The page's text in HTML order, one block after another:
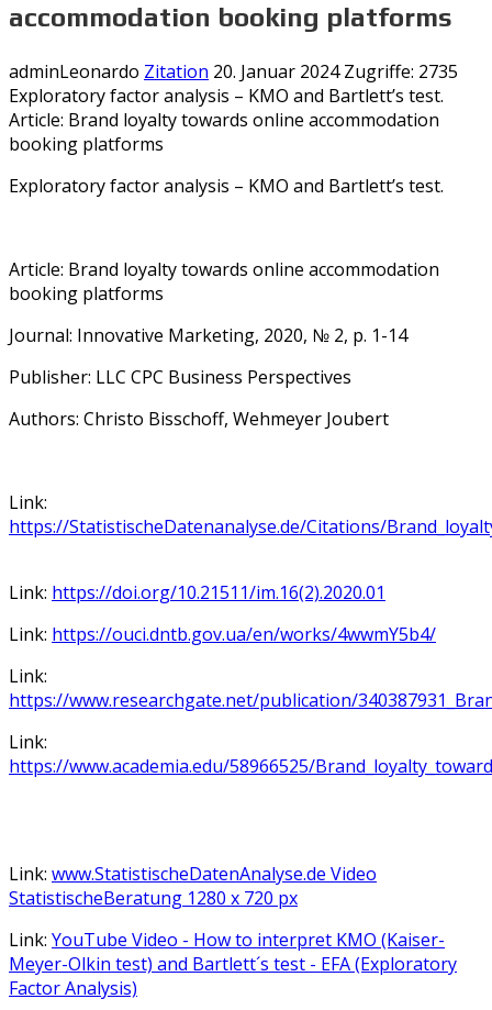
accommodation booking platforms
adminLeonardo Zitation 20. Januar 2024Zugriffe: 2735
Exploratory factor analysis – KMO and Bartlett’s test.
Article: Brand loyalty towards online accommodation
booking platforms
Exploratory factor analysis – KMO and Bartlett’s test.
Article: Brand loyalty towards online accommodation
booking platforms
Journal: Innovative Marketing, 2020, № 2, p. 1-14
Publisher: LLC CPC Business Perspectives
Authors: Christo Bisschoff, Wehmeyer Joubert
Link:
https://StatistischeDatenanalyse.de/Citations/
Link: https://doi.org/10.21511/im.16(2).2020.01
Link: https://ouci.dntb.gov.ua/en/works/4wwmY5b4/
Link:
https://www.researchgate.net/publication/
Link:
https://www.academia.edu/58966525/
Link: www.StatistischeDatenAnalyse.de Video
StatistischeBeratung 1280 x 720 px
Link: YouTube Video - How to interpret KMO (Kaiser-
Meyer-Olkin test) and Bartlett´s test - EFA (Exploratory
Factor Analysis)